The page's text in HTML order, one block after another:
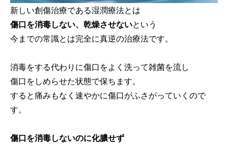
新しい創傷治療である湿潤療法とは
傷口を消毒しない、乾燥させないという
今までの常識とは完全に真逆の治療法です。
消毒をする代わりに傷口をよく洗って雑菌を流し
傷口をしめらせた状態で保ちます。
すると痛みもなく速やかに傷口がふさがっていくので
す。
傷口を消毒しないのに化膿せず